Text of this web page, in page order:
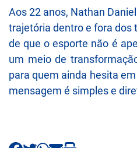
Aos 22 anos, Nathan
trajetória dentro e fora dos
de que o esporte não é
um meio de
para quem ainda hesita
mensagem é simples e